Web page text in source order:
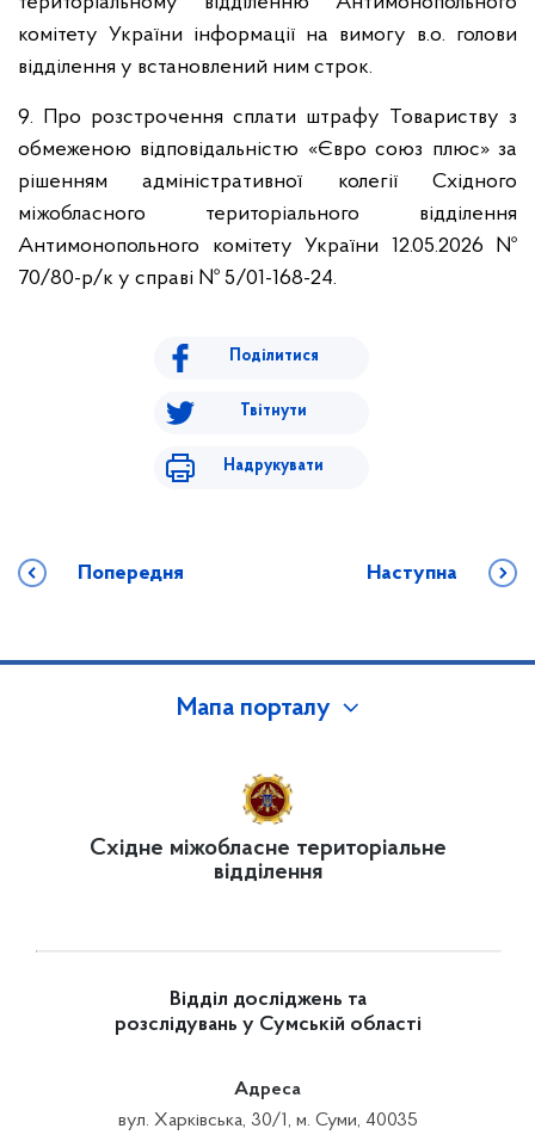
комітету України інформації на вимогу в.о. голови
відділення у встановлений ним строк.
9. Про розстрочення сплати штрафу Товариству з
обмеженою відповідальністю «Євро союз плюс» за
рішенням адміністративної колегії Східного
міжобласного територіального відділення
Антимонопольного комітету України 12.05.2026 №
70/80-р/к у справі № 5/01-168-24.
Поділитися
Твітнути
Надрукувати
Попередня Наступна
Мапа порталу
Східне міжобласне територіальне
відділення
Відділ досліджень та
розслідувань у Сумській області
Адреса
вул. Харківська, 30/1, м. Суми, 40035